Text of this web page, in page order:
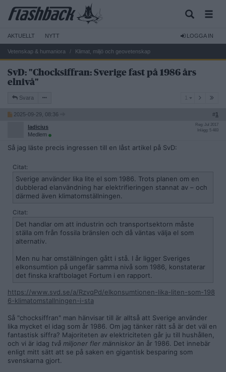
AKTUELLT NYTT LOGGA IN
Vetenskap & humaniora Klimat, miljö och geovetenskap
SvD: "Chocksiffran: Sverige fast på 1986 års
elnivå"
Svara
2025-09-29, 08:36 #1
ladicius
Medlem
Reg: Jul 2017
Inlägg: 5 483
Så jag läste precis ingressen till en låst artikel på SvD:
Citat:
Sverige använder lika lite el som 1986. Trots planen om en
dubblerad elanvändning har elektrifieringen stannat av – och
därmed även klimatomställningen.
Citat:
Det handlar om att industrin och transportsektorn måste
ställa om från fossila bränslen och då väntas välja el som
alternativ.
Men nu har omställningen gått i stå. I år ligger Sveriges
elkonsumtion på ungefär samma nivå som 1986, konstaterar
det finska kraftbolaget Fortum i en rapport.
https://www.svd.se/a/RzvqPd/elkonsumtionen-lika-liten-som-198
6-klimatomstallningen-i-sta
Så "chocksiffran" man hänvisar till är alltså att Sverige använder
lika mycket el idag som år 1986. Om jag tänker rätt så är det väl en
fantastisk siffra? Majoriteten av elektriciteten går ju till hushållen,
och vi är idag två miljoner fler människor än år 1986. Det innebär
enligt mitt sätt att se på saken en gigantisk besparing som
svenskarna gjort.